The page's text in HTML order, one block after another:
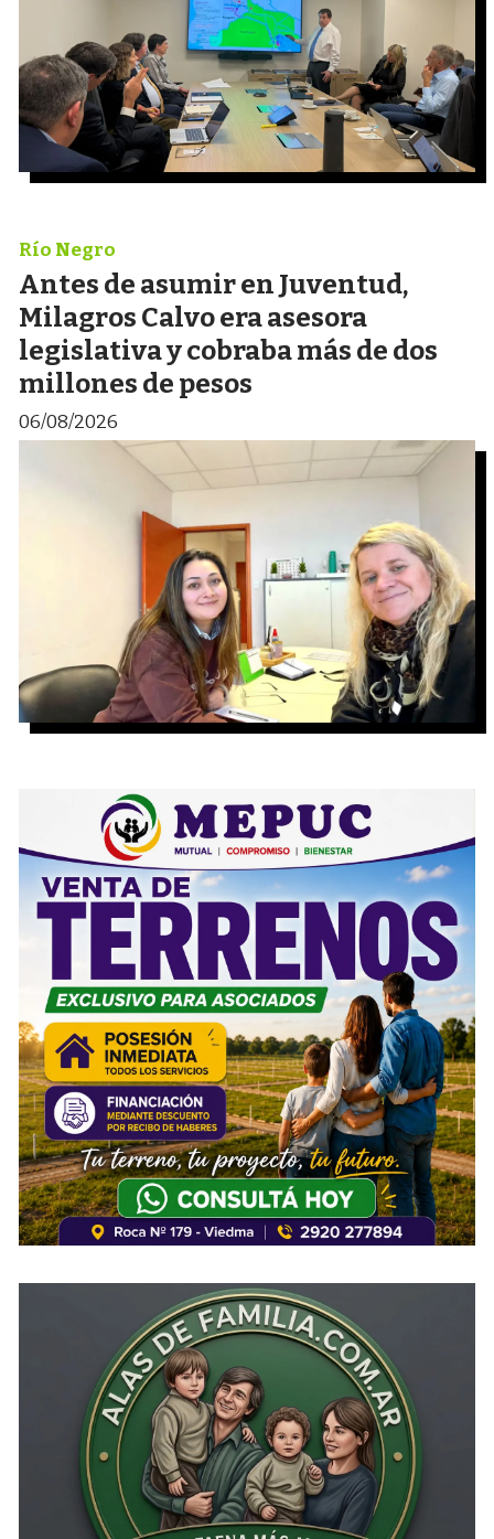
Antes de asumir en Juventud,
Milagros Calvo era asesora
legislativa y cobraba más de dos
millones de pesos
Río Negro
06/08/2026